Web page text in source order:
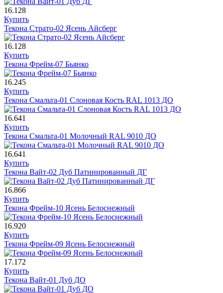
16.128
Купить
Текона Страто-02 Ясень Айсберг
16.128
Купить
Текона Фрейм-07 Бьянко
16.245
Купить
Текона Смальта-01 Слоновая Кость RAL 1013 ДО
16.641
Купить
Текона Смальта-01 Молочный RAL 9010 ДО
16.641
Купить
Текона Вайт-02 Дуб Патинированный ДГ
16.866
Купить
Текона Фрейм-10 Ясень Белоснежный
16.920
Купить
Текона Фрейм-09 Ясень Белоснежный
17.172
Купить
Текона Вайт-01 Дуб ДО